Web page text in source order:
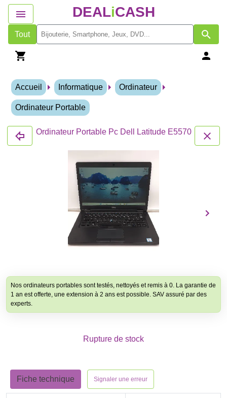
DEALiCASH
Tout
Accueil Informatique Ordinateur
Ordinateur Portable
Ordinateur Portable Pc Dell Latitude E5570
Nos ordinateurs portables sont testés, nettoyés et remis à 0. La garantie de
1 an est offerte, une extension à 2 ans est possible. SAV assuré par des
experts.
Rupture de stock
Fiche technique Signaler une erreur